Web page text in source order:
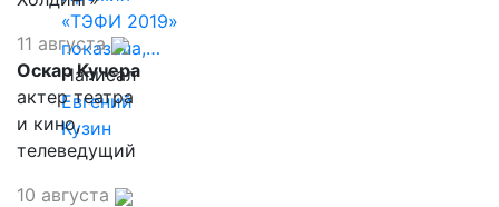
«ТЭФИ 2019»
показала,…
Написал
Евгений
Кузин
11 августа
Оскар Кучера
актер театра
и кино,
телеведущий
10 августа